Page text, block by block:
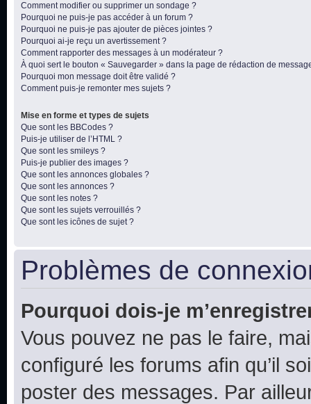
Comment modifier ou supprimer un sondage ?
Pourquoi ne puis-je pas accéder à un forum ?
Pourquoi ne puis-je pas ajouter de pièces jointes ?
Pourquoi ai-je reçu un avertissement ?
Comment rapporter des messages à un modérateur ?
À quoi sert le bouton « Sauvegarder » dans la page de rédaction de
Pourquoi mon message doit être validé ?
Comment puis-je remonter mes sujets ?
Mise en forme et types de sujets
Que sont les BBCodes ?
Puis-je utiliser de l’HTML ?
Que sont les smileys ?
Puis-je publier des images ?
Que sont les annonces globales ?
Que sont les annonces ?
Que sont les notes ?
Que sont les sujets verrouillés ?
Que sont les icônes de sujet ?
Problèmes de
Pourquoi dois-je
Vous pouvez ne pas le faire,
configuré les forums afin qu’il
poster des messages. Par